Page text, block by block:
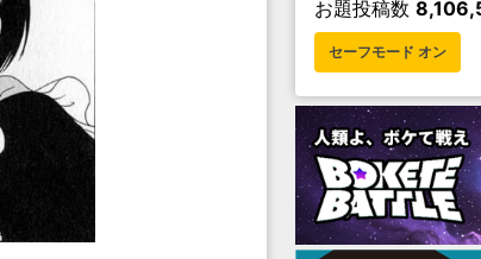
お題投稿数
セーフモード オン